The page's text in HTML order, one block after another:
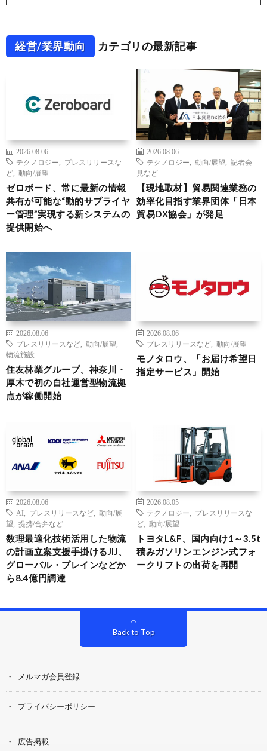
経営/業界動向 カテゴリの最新記事
2026.08.06
テクノロジー
プレスリリースな
ど
動向/展望
ゼロボード、常に最新の情報
共有が可能な“動的サプライヤ
ー管理”実現する新システムの
提供開始へ
2026.08.06
テクノロジー
動向/展望
記者会
見など
【現地取材】貿易関連業務の
効率化目指す業界団体「日本
貿易DX協会」が発足
2026.08.06
プレスリリースなど
動向/展望
物流施設
住友林業グループ、神奈川・
厚木で初の自社運営型物流拠
点が稼働開始
2026.08.06
プレスリリースなど
動向/展望
モノタロウ、「お届け希望日
指定サービス」開始
2026.08.06
AI
プレスリリースなど
動向/展
望
提携/合弁など
数理最適化技術活用した物流
の計画立案支援手掛けるJIJ、
グローバル・ブレインなどか
ら8.4億円調達
2026.08.05
テクノロジー
プレスリリースな
ど
動向/展望
トヨタL&F、国内向け1～3.5t
積みガソリンエンジン式フォ
ークリフトの出荷を再開
Back to Top
メルマガ会員登録
プライバシーポリシー
広告掲載